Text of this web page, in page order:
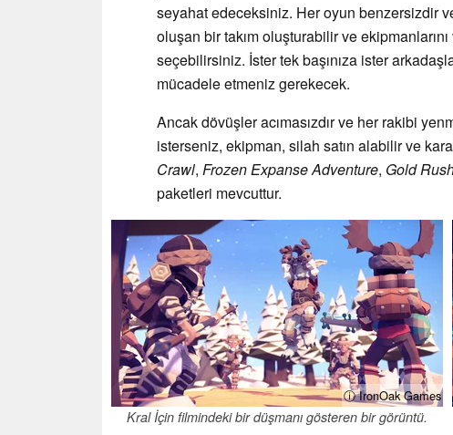
seyahat edeceksiniz. Her oyun benzersizdir
oluşan bir takım oluşturabilir ve
seçebilirsiniz. İster tek başınıza ister
mücadele etmeniz gerekecek.
Ancak dövüşler acımasızdır ve her rakibi
isterseniz, ekipman, silah satın alabilir ve
Crawl, Frozen ExpanseAdventure, Gold
paketleri mevcuttur.
ⓘ IronOak Games
Kral İçin filmindeki bir düşmanı gösteren bir görüntü.